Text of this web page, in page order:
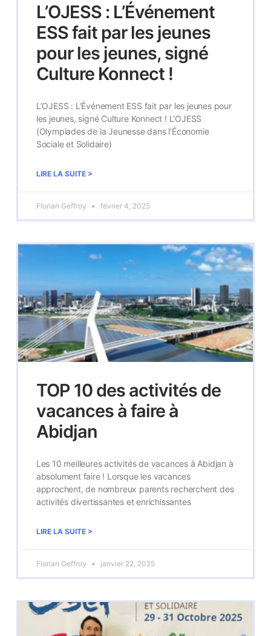
L’OJESS : L’Événement
ESS fait par les jeunes
pour les jeunes, signé
Culture Konnect !
L’OJESS : L’Événement ESS fait par les jeunes pour
les jeunes, signé Culture Konnect ! L’OJESS
(Olympiades de la Jeunesse dans l’Économie
Sociale et Solidaire)
LIRE LA SUITE >
Florian Geffroy février 4, 2025
TOP 10 des activités de
vacances à faire à
Abidjan
Les 10 meilleures activités de vacances à Abidjan à
absolument faire ! Lorsque les vacances
approchent, de nombreux parents recherchent des
activités divertissantes et enrichissantes
LIRE LA SUITE >
Florian Geffroy janvier 22, 2025